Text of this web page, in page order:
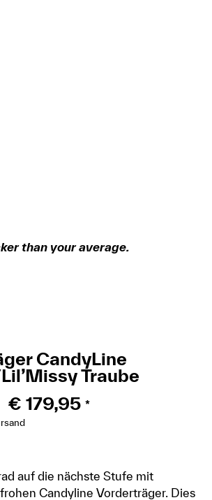
than your average.
CandyLine
Traube
€ 179,95 *
auf die nächste Stufe mit
Candyline Vorderträger. Dies